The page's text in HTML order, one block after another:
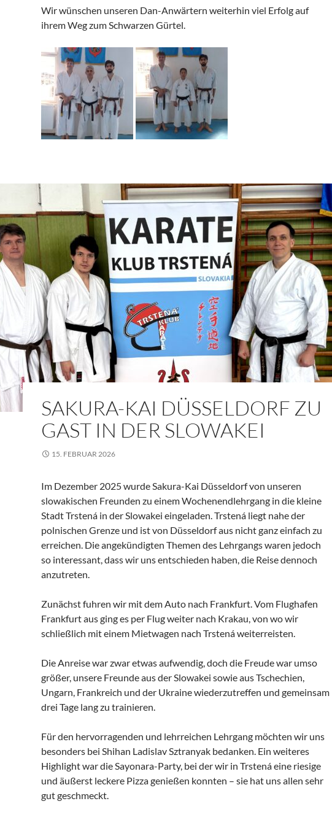
Wir wünschen unseren Dan-Anwärtern weiterhin viel Erfolg auf
ihrem Weg zum Schwarzen Gürtel.
SAKURA-KAI DÜSSELDORF ZU
GAST IN DER SLOWAKEI
15. FEBRUAR 2026
Im Dezember 2025 wurde Sakura-Kai Düsseldorf von unseren
slowakischen Freunden zu einem Wochenendlehrgang in die kleine
Stadt Trstená in der Slowakei eingeladen. Trstená liegt nahe der
polnischen Grenze und ist von Düsseldorf aus nicht ganz einfach zu
erreichen. Die angekündigten Themen des Lehrgangs waren jedoch
so interessant, dass wir uns entschieden haben, die Reise dennoch
anzutreten.
Zunächst fuhren wir mit dem Auto nach Frankfurt. Vom Flughafen
Frankfurt aus ging es per Flug weiter nach Krakau, von wo wir
schließlich mit einem Mietwagen nach Trstená weiterreisten.
Die Anreise war zwar etwas aufwendig, doch die Freude war umso
größer, unsere Freunde aus der Slowakei sowie aus Tschechien,
Ungarn, Frankreich und der Ukraine wiederzutreffen und gemeinsam
drei Tage lang zu trainieren.
Für den hervorragenden und lehrreichen Lehrgang möchten wir uns
besonders bei Shihan Ladislav Sztranyak bedanken. Ein weiteres
Highlight war die Sayonara-Party, bei der wir in Trstená eine riesige
und äußerst leckere Pizza genießen konnten – sie hat uns allen sehr
gut geschmeckt.